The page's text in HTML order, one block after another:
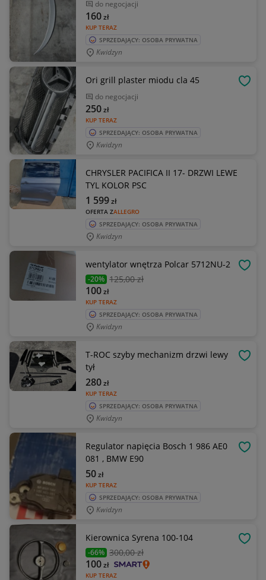
do negocjacji
KUP TERAZ
160zł
SPRZEDAJĄCY: OSOBA PRYWATNA
Kwidzyn
Ori grill plaster miodu cla 45
do negocjacji
KUP TERAZ
250zł
SPRZEDAJĄCY: OSOBA PRYWATNA
Kwidzyn
CHRYSLER PACIFICA II 17- DRZWI LEWE
TYL KOLOR PSC
OFERTA ZALLEGRO
1 599zł
SPRZEDAJĄCY: OSOBA PRYWATNA
Kwidzyn
wentylator wnętrza Polcar 5712NU-2
-20% 125,00 zł
KUP TERAZ
100zł
SPRZEDAJĄCY: OSOBA PRYWATNA
Kwidzyn
T-ROC szyby mechanizm drzwi lewy
tył
KUP TERAZ
280zł
SPRZEDAJĄCY: OSOBA PRYWATNA
Kwidzyn
Regulator napięcia Bosch 1 986 AE0
081 , BMW E90
KUP TERAZ
50zł
SPRZEDAJĄCY: OSOBA PRYWATNA
Kwidzyn
Kierownica Syrena 100-104
-66% 300,00 zł
KUP TERAZ
100zł